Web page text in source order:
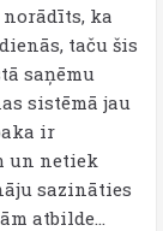
ka
taču šis
saņēmu
sistēmā jau
ir
un netiek
sazināties
atbilde...